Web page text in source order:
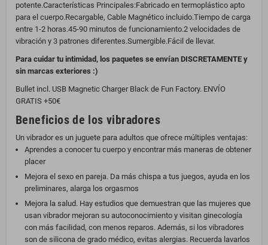
potente.Características Principales:Fabricado en termoplástico apto
para el cuerpo.Recargable, Cable Magnético incluido.Tiempo de carga
entre 1-2 horas.45-90 minutos de funcionamiento.2 velocidades de
vibración y 3 patrones diferentes.Sumergible.Fácil de llevar.
Para cuidar tu intimidad, los paquetes se envían DISCRETAMENTE y
sin marcas exteriores :)
Bullet incl. USB Magnetic Charger Black de Fun Factory. ENVÍO
GRATIS +50€
Beneficios de los vibradores
Un vibrador es un juguete para adultos que ofrece múltiples ventajas:
Aprendes a conocer tu cuerpo y encontrar más maneras de obtener
placer
Mejora el sexo en pareja. Da más chispa a tus juegos, ayuda en los
preliminares, alarga los orgasmos
Mejora la salud. Hay estudios que demuestran que las mujeres que
usan vibrador mejoran su autoconocimiento y visitan ginecología
con más facilidad, con menos reparos. Además, si los vibradores
son de silicona de grado médico, evitas alergias. Recuerda lavarlos